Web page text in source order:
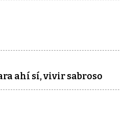
ahí sí, vivir sabroso